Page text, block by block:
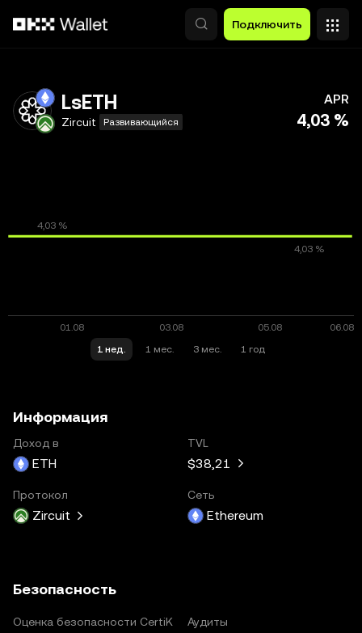
Подключить
LsETH
Zircuit Развивающийся
APR
4,03 %
1 нед. 1 мес. 3 мес. 1 год
Информация
Доход в
ETH
TVL
$38,21
Протокол
Zircuit
Сеть
Ethereum
Безопасность
Оценка безопасности CertiK Аудиты